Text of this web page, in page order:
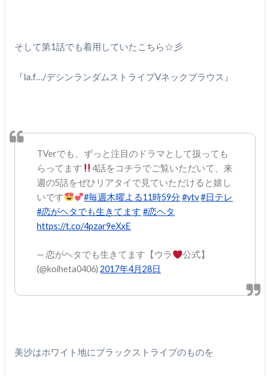
そして第1話でも着用していたこちら☆彡
『la.f…/デシンランダムストライプVネックブラウス』
TVerでも、ずっと注目のドラマとして扱っても
らってます
4話をコチラでご覧いただいて、来
週の5話をぜひリアタイで見ていただけると嬉し
いです
#毎週木曜よる11時59分 #ytv#日テレ
#恋がヘタでも生きてます #恋ヘタ
https://t.co/4pzar9eXxE
— 恋がヘタでも生きてます【ウラ
公式】
(@koiheta0406)2017年4月28日
美沙はホワイト地にブラックストライプのものを